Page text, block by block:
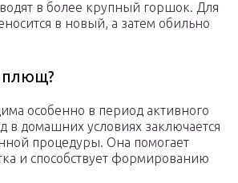
в более крупный горшок. Для
в новый, а затем обильно
плющ?
особенно в период активного
в домашних условиях заключается
процедуры. Она помогает
и способствует формированию